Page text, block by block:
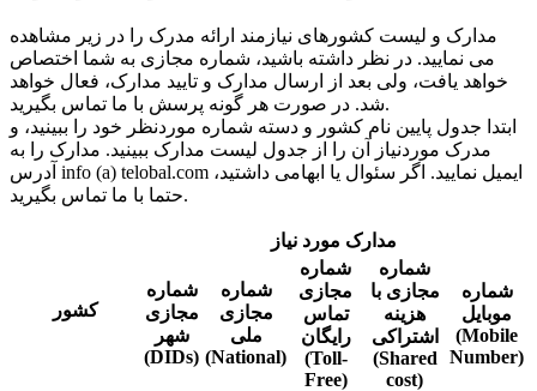
مدارک و لیست کشورهای نیازمند ارائه مدرک را در زیر مشاهده
می نمایید. در نظر داشته باشید، شماره مجازی به شما اختصاص
خواهد یافت، ولی بعد از ارسال مدارک و تایید مدارک، فعال خواهد
شد. در صورت هر گونه پرسش با ما تماس بگیرید.
ابتدا جدول پایین نام کشور و دسته شماره موردنظر خود را ببینید، و
مدرک موردنیاز آن را از جدول لیست مدارک ببینید. مدارک را به
آدرس info (a) telobal.com ایمیل نمایید. اگر سئوال یا ابهامی داشتید،
حتما با ما تماس بگیرید.
کشور
مدارک مورد نیاز
شماره
مجازی
شهر
(DIDs)
شماره
مجازی
ملی
(National)
شماره
مجازی
تماس
رایگان
(Toll-
Free)
شماره
مجازی با
هزینه
اشتراکی
(Shared
cost)
شماره
موبایل
(Mobile
Number)